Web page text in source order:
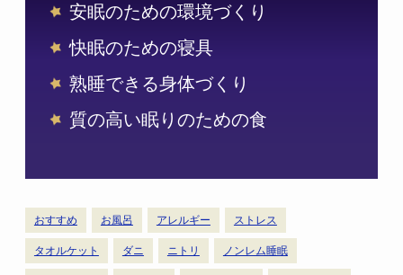
安眠のための環境づくり
快眠のための寝具
熟睡できる身体づくり
質の高い眠りのための食
おすすめ お風呂 アレルギー ストレス
タオルケット ダニ ニトリ ノンレム睡眠